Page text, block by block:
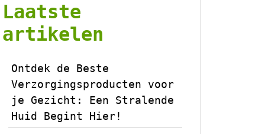
Laatste
artikelen
Ontdek de Beste
Verzorgingsproducten voor
je Gezicht: Een Stralende
Huid Begint Hier!